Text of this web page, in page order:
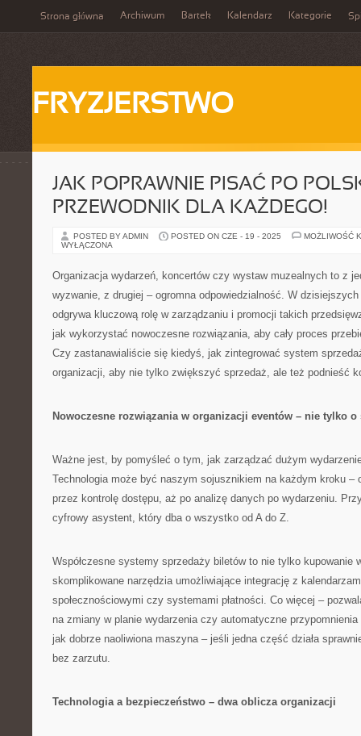
Strona główna Archiwum Bartek Kalendarz Kategorie
FRYZJERSTWO
JAK POPRAWNIE PISAĆ PO
PRZEWODNIK DLA KAŻDEGO!
POSTED BY ADMIN POSTED ON CZE - 19 - 2025
MOŻLIWOŚĆ
WYŁĄCZONA
Organizacja wydarzeń, koncertów czy wystaw muzealnych to z
wyzwanie, z drugiej – ogromna odpowiedzialność. W
odgrywa kluczową rolę w zarządzaniu i promocji takich
jak wykorzystać nowoczesne rozwiązania, aby cały proces
Czy zastanawialiście się kiedyś, jak zintegrować system
organizacji, aby nie tylko zwiększyć sprzedaż, ale też podnieść
Nowoczesne rozwiązania w organizacji eventów – nie tylko
Ważne jest, by pomyśleć o tym, jak zarządzać dużym
Technologia może być naszym sojusznikiem na każdym kroku –
przez kontrolę dostępu, aż po analizę danych po wydarzeniu.
cyfrowy asystent, który dba o wszystko od A do Z.
Współczesne systemy sprzedaży biletów to nie tylko kupowanie
skomplikowane narzędzia umożliwiające integrację z
społecznościowymi czy systemami płatności. Co więcej –
na zmiany w planie wydarzenia czy automatyczne
jak dobrze naoliwiona maszyna – jeśli jedna część działa
bez zarzutu.
Technologia a bezpieczeństwo – dwa oblicza organizacji